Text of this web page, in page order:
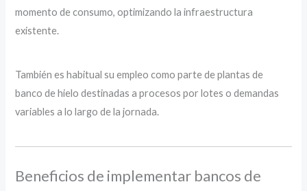
momento de consumo, optimizando la infraestructura
existente.
También es habitual su empleo como parte de plantas de
banco de hielo destinadas a procesos por lotes o demandas
variables a lo largo de la jornada.
Beneficios de implementar bancos de